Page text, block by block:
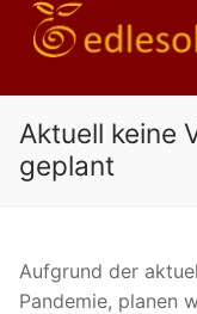
Zum
Inhalt
Aktuell keine
geplant
Aufgrund der
Pandemie, planen